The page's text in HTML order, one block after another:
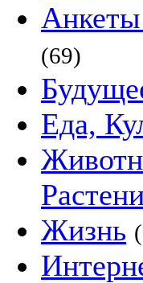
Анкеты
(69)
Еда,
Жизнь